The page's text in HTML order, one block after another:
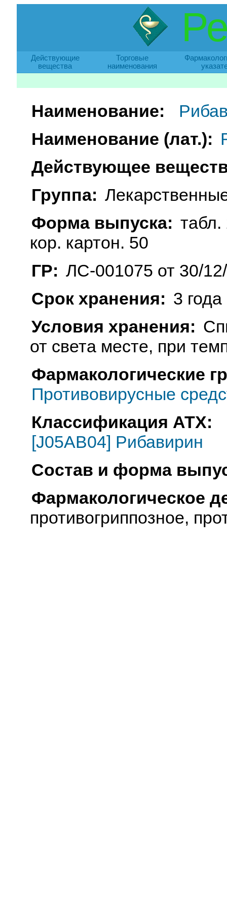
Действующие
вещества
Торговые
наименования
Наименование:
Наименование (лат.):
Действующее
Группа:
Форма выпуска: табл.
кор. картон. 50
ГР: ЛС-001075 от 30/
Срок хранения: 3 года
Условия хранения:
от света месте, при
Фармакологические
Противовирусные
Классификация АТХ:
[J05AB04] Рибавирин
Состав и форма
Фармакологическое
противогриппозное,